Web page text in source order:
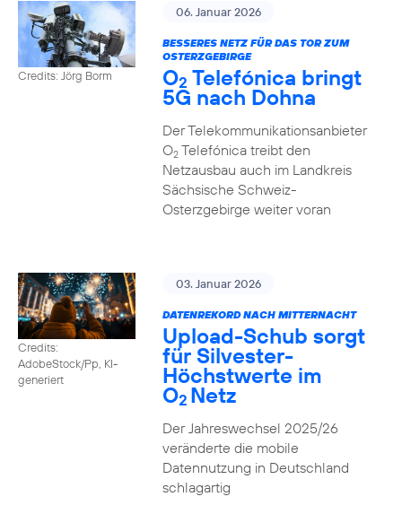
Credits: Jörg Borm
06. Januar 2026
BESSERES NETZ FÜR DAS TOR ZUM
OSTERZGEBIRGE
O2 Telefónica bringt
5G nach Dohna
Der Telekommunikationsanbieter
O2Telefónica treibt den
Netzausbau auch im Landkreis
Sächsische Schweiz-
Osterzgebirge weiter voran
Credits:
AdobeStock/Pp, KI-
generiert
03. Januar 2026
DATENREKORD NACH MITTERNACHT
Upload-Schub sorgt
für Silvester-
Höchstwerte im
O2 Netz
Der Jahreswechsel 2025/26
veränderte die mobile
Datennutzung in Deutschland
schlagartig